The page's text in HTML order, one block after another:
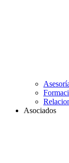
Asociados